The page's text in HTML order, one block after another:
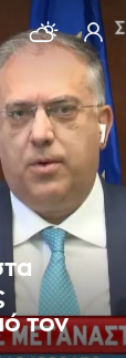
τον